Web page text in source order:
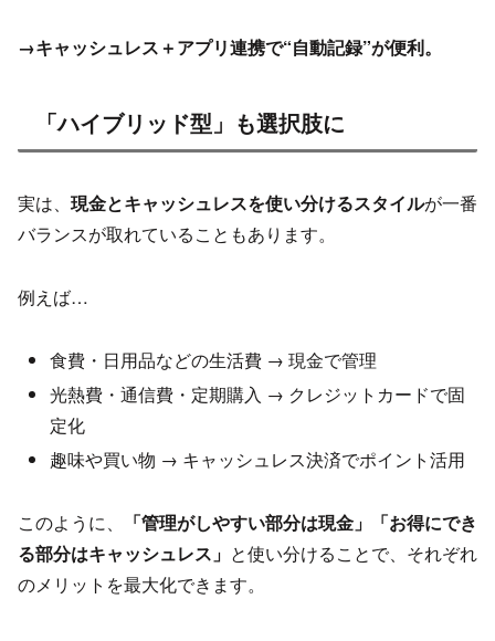
→キャッシュレス＋アプリ連携で“自動記録”が便利。
「ハイブリッド型」も選択肢に
実は、 現金とキャッシュレスを使い分けるスタイルが一番
バランスが取れていることもあります。
例えば…
食費・日用品などの生活費 → 現金で管理
光熱費・通信費・定期購入 → クレジットカードで固
定化
趣味や買い物 → キャッシュレス決済でポイント活用
このように、
「管理がしやすい部分は現金」「お得にでき
る部分はキャッシュレス」 と使い分けることで、それぞれ
のメリットを最大化できます。